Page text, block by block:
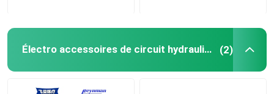
Électro accessoires de circuit hydraulique (2)